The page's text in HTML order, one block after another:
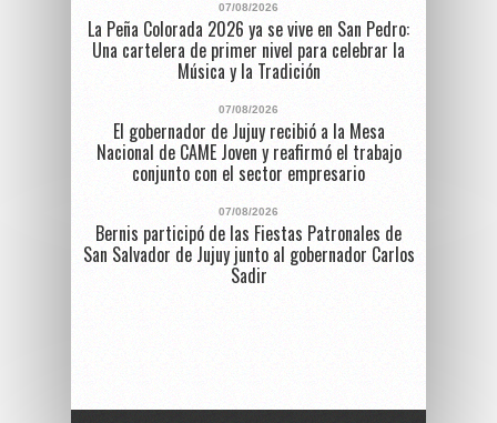
07/08/2026
La Peña Colorada 2026 ya se vive en San Pedro:
Una cartelera de primer nivel para celebrar la
Música y la Tradición
07/08/2026
El gobernador de Jujuy recibió a la Mesa
Nacional de CAME Joven y reafirmó el trabajo
conjunto con el sector empresario
07/08/2026
Bernis participó de las Fiestas Patronales de
San Salvador de Jujuy junto al gobernador Carlos
Sadir